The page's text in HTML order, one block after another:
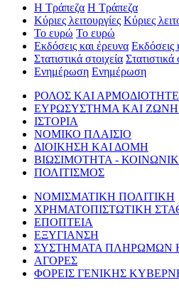
Η Τράπεζα Η Τράπεζα
Κύριες λειτουργίες Κύριες
Το ευρώ Το ευρώ
Εκδόσεις και έρευνα Εκδόσεις
Στατιστικά στοιχεία Στατιστικά
Ενημέρωση Ενημέρωση
ΡΟΛΟΣ ΚΑΙ
ΕΥΡΩΣΥΣΤΗΜΑ ΚΑΙ
ΙΣΤΟΡΙΑ
ΝΟΜΙΚΟ ΠΛΑΙΣΙΟ
ΔΙΟΙΚΗΣΗ ΚΑΙ ΔΟΜΗ
ΒΙΩΣΙΜΟΤΗΤΑ -
ΠΟΛΙΤΙΣΜΟΣ
ΝΟΜΙΣΜΑΤΙΚΗ ΠΟΛΙΤΙΚΗ
ΧΡΗΜΑΤΟΠΙΣΤΩΤΙΚΗ
ΕΠΟΠΤΕΙΑ
ΕΞΥΓΙΑΝΣΗ
ΣΥΣΤΗΜΑΤΑ ΠΛΗΡΩΜΩΝ
ΑΓΟΡΕΣ
ΦΟΡΕΙΣ ΓΕΝΙΚΗΣ